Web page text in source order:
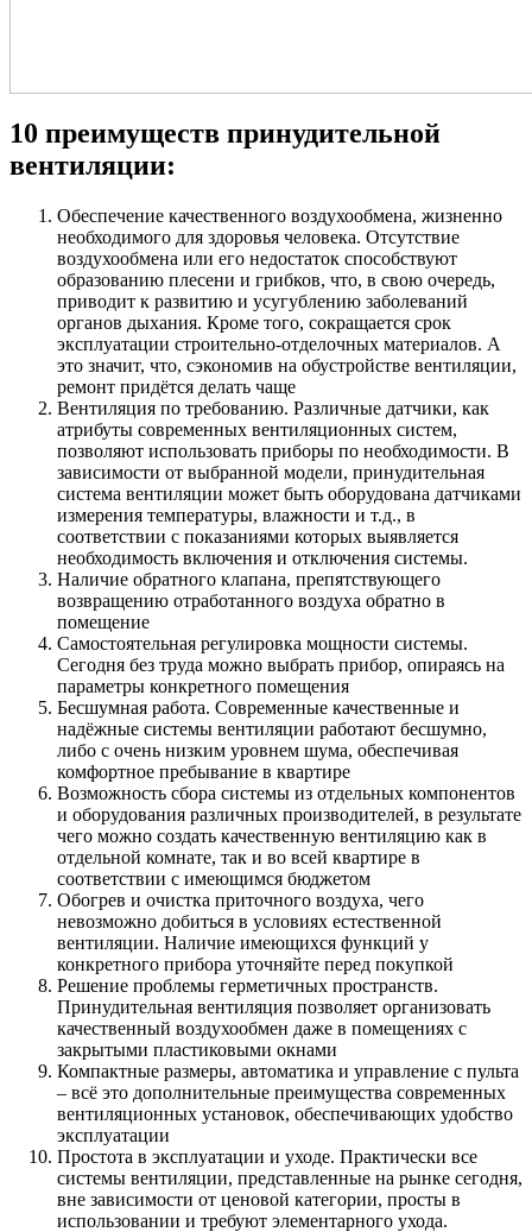
10 преимуществ принудительной
вентиляции:
Обеспечение качественного воздухообмена, жизненно
необходимого для здоровья человека. Отсутствие
воздухообмена или его недостаток способствуют
образованию плесени и грибков, что, в свою очередь,
приводит к развитию и усугублению заболеваний
органов дыхания. Кроме того, сокращается срок
эксплуатации строительно-отделочных материалов. А
это значит, что, сэкономив на обустройстве вентиляции,
ремонт придётся делать чаще
Вентиляция по требованию. Различные датчики, как
атрибуты современных вентиляционных систем,
позволяют использовать приборы по необходимости. В
зависимости от выбранной модели, принудительная
система вентиляции может быть оборудована датчиками
измерения температуры, влажности и т.д., в
соответствии с показаниями которых выявляется
необходимость включения и отключения системы.
Наличие обратного клапана, препятствующего
возвращению отработанного воздуха обратно в
помещение
Самостоятельная регулировка мощности системы.
Сегодня без труда можно выбрать прибор, опираясь на
параметры конкретного помещения
Бесшумная работа. Современные качественные и
надёжные системы вентиляции работают бесшумно,
либо с очень низким уровнем шума, обеспечивая
комфортное пребывание в квартире
Возможность сбора системы из отдельных компонентов
и оборудования различных производителей, в результате
чего можно создать качественную вентиляцию как в
отдельной комнате, так и во всей квартире в
соответствии с имеющимся бюджетом
Обогрев и очистка приточного воздуха, чего
невозможно добиться в условиях естественной
вентиляции. Наличие имеющихся функций у
конкретного прибора уточняйте перед покупкой
Решение проблемы герметичных пространств.
Принудительная вентиляция позволяет организовать
качественный воздухообмен даже в помещениях с
закрытыми пластиковыми окнами
Компактные размеры, автоматика и управление с пульта
– всё это дополнительные преимущества современных
вентиляционных установок, обеспечивающих удобство
эксплуатации
Простота в эксплуатации и уходе. Практически все
системы вентиляции, представленные на рынке сегодня,
вне зависимости от ценовой категории, просты в
использовании и требуют элементарного ухода.